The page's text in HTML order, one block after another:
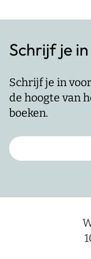
Schrijf je
Schrijf je in
de hoogte van
boeken.